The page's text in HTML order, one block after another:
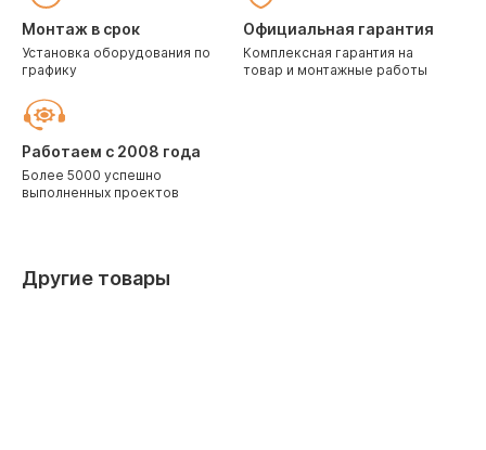
Монтаж в срок
Установка оборудования по
графику
Официальная гарантия
Комплексная гарантия на
товар и монтажные работы
Работаем с 2008 года
Более 5000 успешно
выполненных проектов
Другие товары